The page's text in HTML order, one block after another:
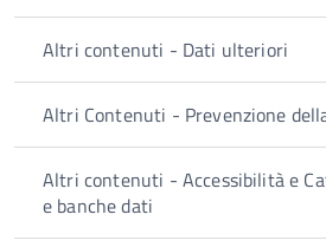
Altri contenuti - Dati ulteriori
Altri Contenuti - Prevenzione
Altri contenuti - Accessibilità e
e banche dati